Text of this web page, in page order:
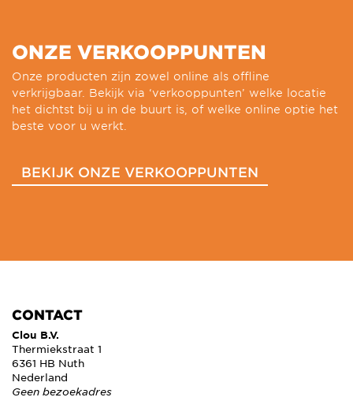
ONZE VERKOOPPUNTEN
Onze producten zijn zowel online als offline
verkrijgbaar. Bekijk via ‘verkooppunten’ welke locatie
het dichtst bij u in de buurt is, of welke online optie het
beste voor u werkt.
BEKIJK ONZE VERKOOPPUNTEN
CONTACT
Clou B.V.
Thermiekstraat 1
6361 HB Nuth
Nederland
Geen bezoekadres